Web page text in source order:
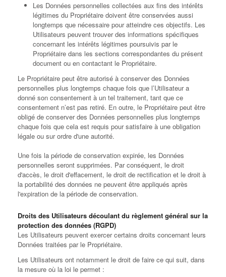
Les Données personnelles collectées aux fins des intérêts
légitimes du Propriétaire doivent être conservées aussi
longtemps que nécessaire pour atteindre ces objectifs. Les
Utilisateurs peuvent trouver des informations spécifiques
concernant les intérêts légitimes poursuivis par le
Propriétaire dans les sections correspondantes du présent
document ou en contactant le Propriétaire.
Le Propriétaire peut être autorisé à conserver des Données
personnelles plus longtemps chaque fois que l’Utilisateur a
donné son consentement à un tel traitement, tant que ce
consentement n’est pas retiré. En outre, le Propriétaire peut être
obligé de conserver des Données personnelles plus longtemps
chaque fois que cela est requis pour satisfaire à une obligation
légale ou sur ordre d'une autorité.
Une fois la période de conservation expirée, les Données
personnelles seront supprimées. Par conséquent, le droit
d'accès, le droit d'effacement, le droit de rectification et le droit à
la portabilité des données ne peuvent être appliqués après
l'expiration de la période de conservation.
Droits des Utilisateurs découlant du règlement général sur la
protection des données (RGPD)
Les Utilisateurs peuvent exercer certains droits concernant leurs
Données traitées par le Propriétaire.
Les Utilisateurs ont notamment le droit de faire ce qui suit, dans
la mesure où la loi le permet :